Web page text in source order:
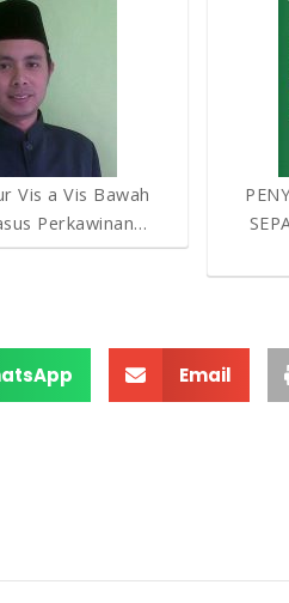
Vis a Vis Bawah
Perkawinan…
Email